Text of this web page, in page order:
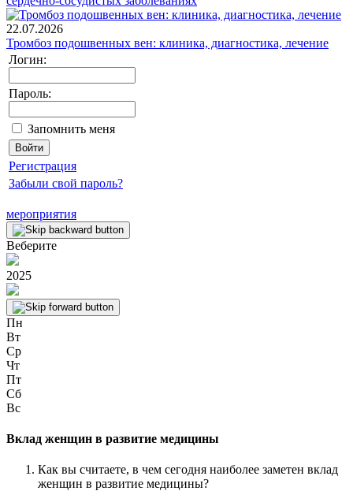
22.07.2026
Тромбоз подошвенных вен: клиника, диагностика, лечение
Логин:
Пароль:
Запомнить меня
Регистрация
Забыли свой пароль?
мероприятия
Веберите
2025
Пн
Вт
Ср
Чт
Пт
Сб
Вс
Вклад женщин в развитие медицины
Как вы считаете, в чем сегодня наиболее заметен вклад
женщин в развитие медицины?